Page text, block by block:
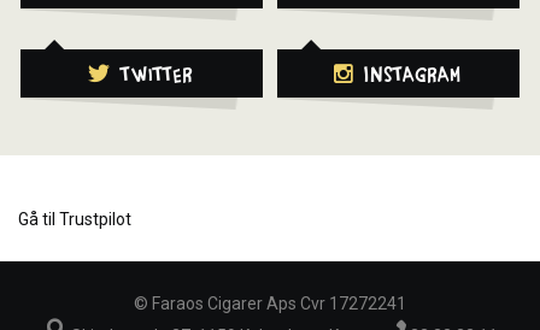
Twitter Instagram
Gå til Trustpilot
© Faraos Cigarer Aps Cvr 17272241